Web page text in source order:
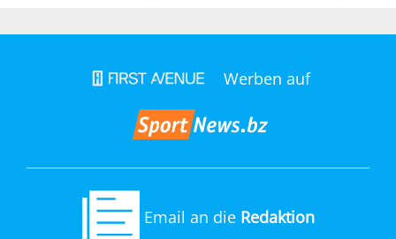
Werben auf
Email an die Redaktion